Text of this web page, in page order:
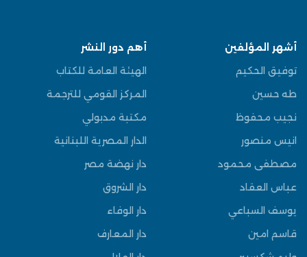
أشهر المؤلفين
توفيق الحكيم
طه حسين
نجيب محفوظ
انيس منصور
مصطفى محمود
عباس العقاد
يوسف السباعي
قاسم امين
أهم دور النشر
الهيئة العامة للكتاب
المركز القومي للترجمة
مكتبة مدبولي
الدار المصرية اللبنانية
دار نهضة مصر
دار الشروق
دار الوفاء
دار المعارف